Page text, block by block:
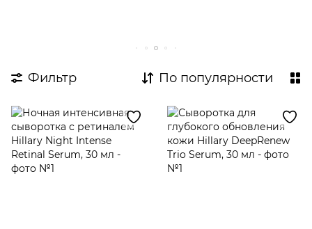
Экспертные комплексы для лица
Пробники для лица Уход по типу кожи
Фильтр По популярности